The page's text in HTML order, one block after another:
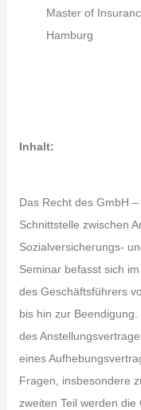
Master of
Hamburg
Inhalt:
Das Recht des GmbH
Schnittstelle zwischen
Sozialversicherungs-
Seminar befasst sich
des Geschäftsführers
bis hin zur
des
eines
Fragen, insbesondere
zweiten Teil werden